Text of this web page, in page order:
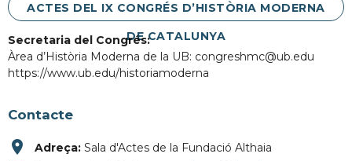
ACTES DEL IX CONGRÉS D’HISTÒRIA MODERNA
DE CATALUNYA
Secretaria del Congrés:
Àrea d’Història Moderna de la UB: congreshmc@ub.edu
https://www.ub.edu/historiamoderna
Contacte
place Adreça: Sala d'Actes de la Fundació Althaia